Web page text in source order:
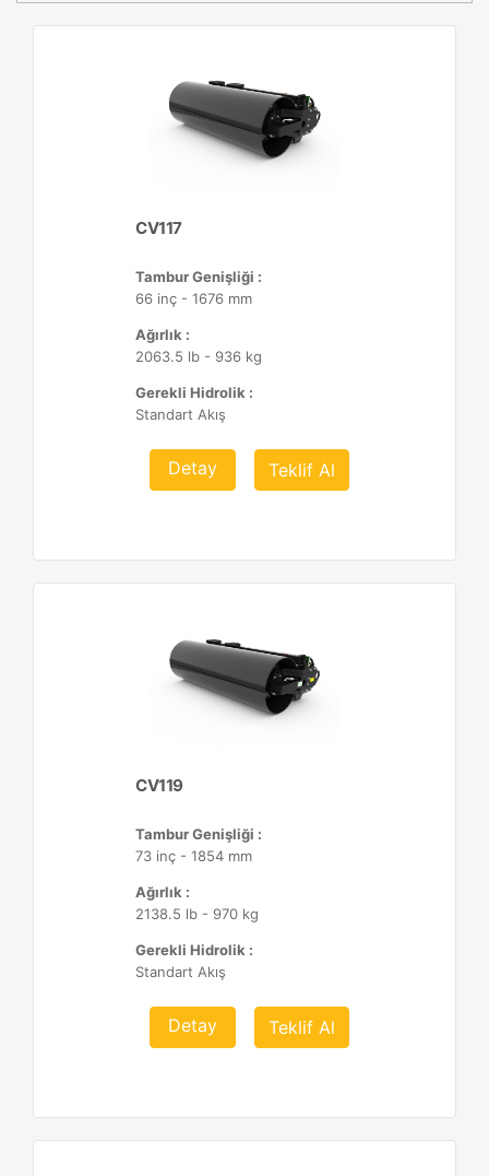
CV117
Tambur Genişliği :
66 inç - 1676 mm
Ağırlık :
2063.5 lb - 936 kg
Gerekli Hidrolik :
Standart Akış
Detay Teklif Al
CV119
Tambur Genişliği :
73 inç - 1854 mm
Ağırlık :
2138.5 lb - 970 kg
Gerekli Hidrolik :
Standart Akış
Detay Teklif Al